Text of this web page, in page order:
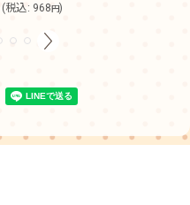
(税込: 968円)